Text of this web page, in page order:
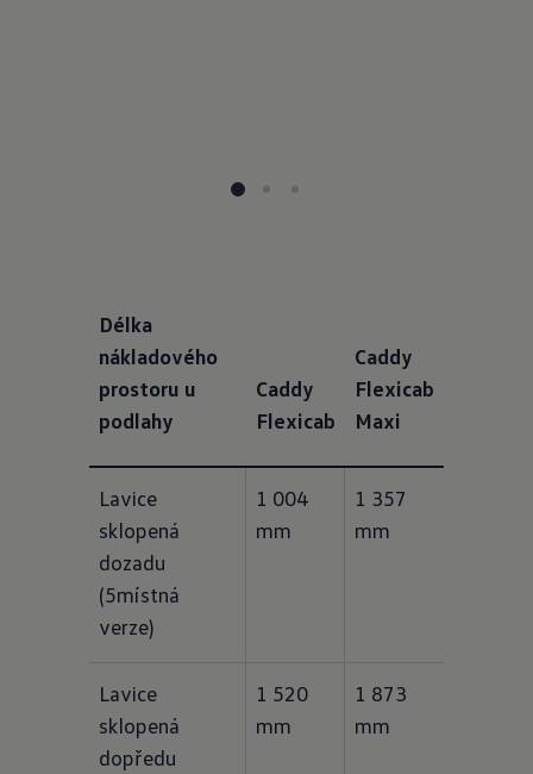
Délka
nákladového
prostoru u
podlahy
Caddy
Flexicab
Caddy
Flexicab
Maxi
Lavice
sklopená
dozadu
(5místná
verze)
1 004
mm
1 357
mm
Lavice
sklopená
dopředu
1 520
mm
1 873
mm